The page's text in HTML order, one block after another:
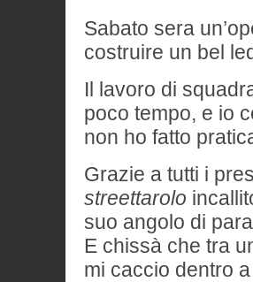
Sabato sera
costruire un bel
Il lavoro di
poco tempo, e io
non ho fatto
Grazie a tutti i
streettarolo
suo angolo di
E chissà che tra
mi caccio dentro